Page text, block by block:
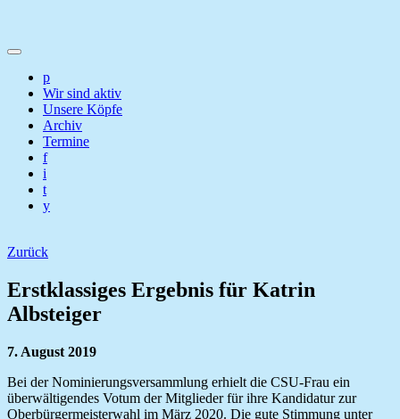
p
Wir sind aktiv
Unsere Köpfe
Archiv
Termine
f
i
t
y
Zurück
Erstklassiges Ergebnis für Katrin
Albsteiger
7. August 2019
Bei der Nominierungsversammlung erhielt die CSU-Frau ein
überwältigendes Votum der Mitglieder für ihre Kandidatur zur
Oberbürgermeisterwahl im März 2020. Die gute Stimmung unter